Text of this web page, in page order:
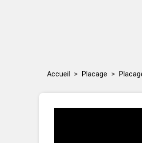
Lot de placages
Accueil Placage